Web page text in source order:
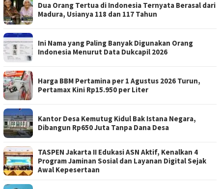
Dua Orang Tertua di Indonesia Ternyata Berasal dari
Madura, Usianya 118 dan 117 Tahun
Ini Nama yang Paling Banyak Digunakan Orang
Indonesia Menurut Data Dukcapil 2026
Harga BBM Pertamina per 1 Agustus 2026 Turun,
Pertamax Kini Rp15.950 per Liter
Kantor Desa Kemutug Kidul Bak Istana Negara,
Dibangun Rp650 Juta Tanpa Dana Desa
TASPEN Jakarta II Edukasi ASN Aktif, Kenalkan 4
Program Jaminan Sosial dan Layanan Digital Sejak
Awal Kepesertaan